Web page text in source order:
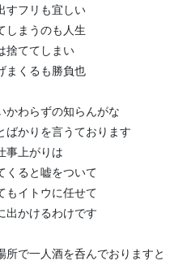
すフリも宜しい
しまうのも人生
捨ててしまい
まくるも勝負也
かわらずの知らんがな
ばかりを言うております
事上がりは
くると嘘をついて
もイトウに任せて
出かけるわけです
所で一人酒を呑んでおりますと